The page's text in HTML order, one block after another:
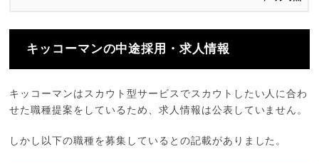
キッコーマンの中途採用・求人情報
キッコーマンはスカウト型サービスでスカウトしたい人に合わ
せた職種提案をしているため、求人情報は公表していません。
しかし以下の職種を募集しているとの記載がありました。